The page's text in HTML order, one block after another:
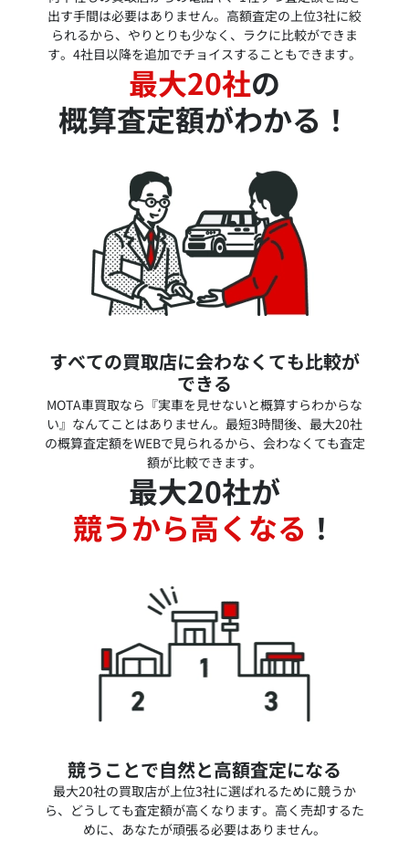
出す手間は必要はありません。高額査定の上位3社に絞
られるから、やりとりも少なく、ラクに比較ができま
す。4社目以降を追加でチョイスすることもできます。
最大20社の
概算査定額がわかる！
すべての買取店に会わなくても比較が
できる
MOTA車買取なら『実車を見せないと概算すらわからな
い』なんてことはありません。最短3時間後、最大20社
の概算査定額をWEBで見られるから、会わなくても査定
額が比較できます。
最大20社が
競うから高くなる ！
競うことで自然と高額査定になる
最大20社の買取店が上位3社に選ばれるために競うか
ら、どうしても査定額が高くなります。高く売却するた
めに、あなたが頑張る必要はありません。